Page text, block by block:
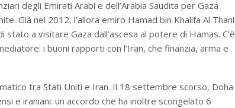
degli Emirati Arabi e dell’Arabia Saudita per Gaza
Già nel 2012, l’allora emiro Hamad bin Khalifa Al Thani
a visitare Gaza dall’ascesa al potere di Hamas. C’è
i buoni rapporti con l’Iran, che finanzia, arma e
tra Stati Uniti e Iran. Il 18 settembre scorso, Doha
e iraniani: un accordo che ha inoltre scongelato 6